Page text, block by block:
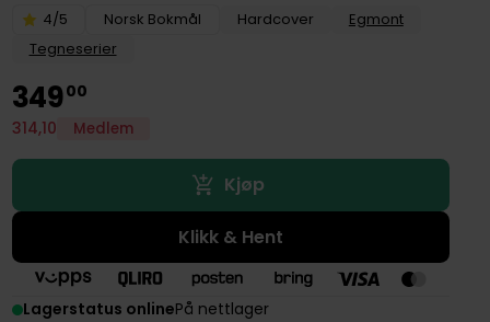
4/5 Norsk Bokmål Hardcover
Egmont
Tegneserier
34900
314,10 Medlem
Kjøp
Klikk & Hent
Lagerstatus onlinePå nettlager